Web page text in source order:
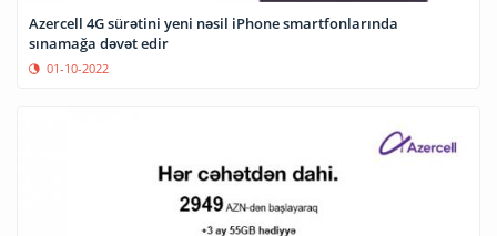
Azercell 4G sürətini yeni nəsil iPhone smartfonlarında
sınamağa dəvət edir
01-10-2022